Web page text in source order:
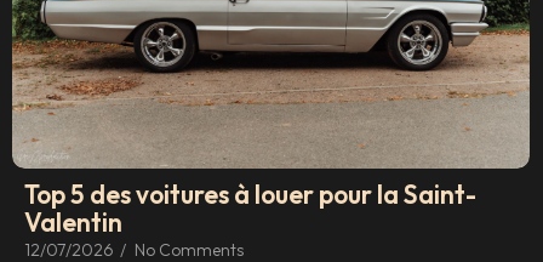
Top 5 des voitures à louer pour la Saint-
Valentin
12/07/2026 / No Comments